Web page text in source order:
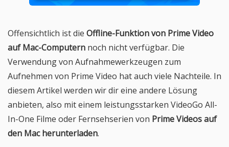
Offensichtlich ist die Offline-Funktion von Prime Video
auf Mac-Computern noch nicht verfügbar. Die
Verwendung von Aufnahmewerkzeugen zum
Aufnehmen von Prime Video hat auch viele Nachteile. In
diesem Artikel werden wir dir eine andere Lösung
anbieten, also mit einem leistungsstarken VideoGo All-
In-One Filme oder Fernsehserien von Prime Videos auf
den Mac herunterladen.